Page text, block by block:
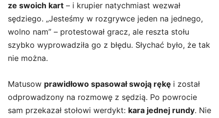
ze swoich kart – i krupier natychmiast wezwał
sędziego. „Jesteśmy w rozgrywce jeden na jednego,
wolno nam” – protestował gracz, ale reszta stołu
szybko wyprowadziła go z błędu. Słychać było, że tak
nie można.
Matusow prawidłowo spasował swoją rękę i został
odprowadzony na rozmowę z sędzią. Po powrocie
sam przekazał stołowi werdykt: kara jednej rundy. Nie